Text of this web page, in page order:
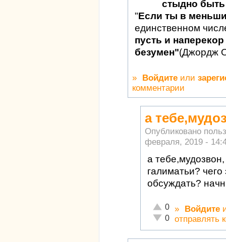
стыдно быть
"Если ты в
единственном
пусть и
безумен"(Джордж
» Войдите или
комментарии
а
Опубликовано
февраля, 2019 -
а
галиматьи?
обсуждать?
Отлично!
0
Неадекватно!
0
» Войдите
отправлять